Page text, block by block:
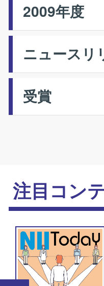
2009年度
ニュースリ
受賞
注目コン